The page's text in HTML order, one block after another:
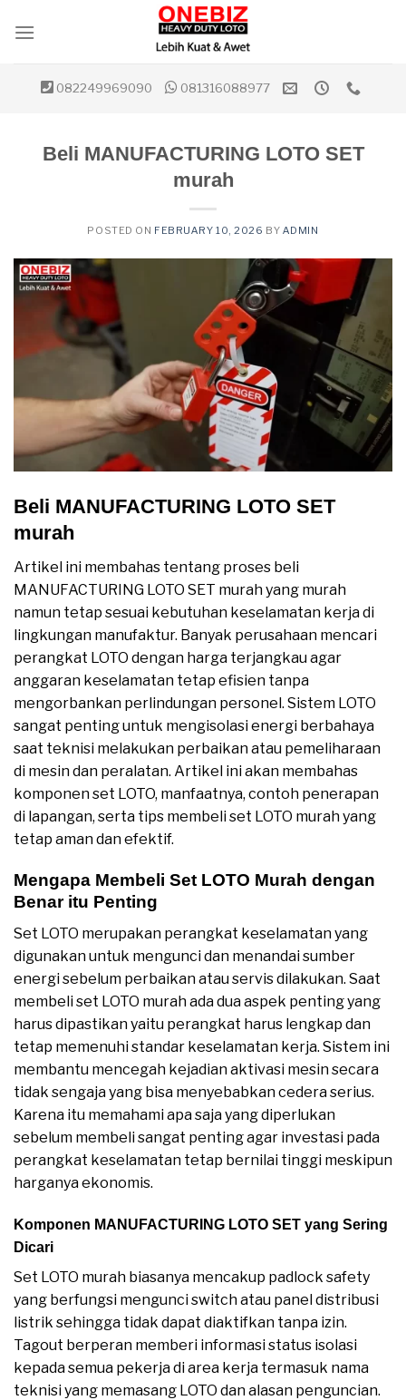
082249969090 081316088977
Beli MANUFACTURING LOTO SET
murah
POSTED ON FEBRUARY 10, 2026 BY ADMIN
Beli MANUFACTURING LOTO SET
murah
Artikel ini membahas tentang proses beli
MANUFACTURING LOTO SET murah yang murah
namun tetap sesuai kebutuhan keselamatan kerja di
lingkungan manufaktur. Banyak perusahaan mencari
perangkat LOTO dengan harga terjangkau agar
anggaran keselamatan tetap efisien tanpa
mengorbankan perlindungan personel. Sistem LOTO
sangat penting untuk mengisolasi energi berbahaya
saat teknisi melakukan perbaikan atau pemeliharaan
di mesin dan peralatan. Artikel ini akan membahas
komponen set LOTO, manfaatnya, contoh penerapan
di lapangan, serta tips membeli set LOTO murah yang
tetap aman dan efektif.
Mengapa Membeli Set LOTO Murah dengan
Benar itu Penting
Set LOTO merupakan perangkat keselamatan yang
digunakan untuk mengunci dan menandai sumber
energi sebelum perbaikan atau servis dilakukan. Saat
membeli set LOTO murah ada dua aspek penting yang
harus dipastikan yaitu perangkat harus lengkap dan
tetap memenuhi standar keselamatan kerja. Sistem ini
membantu mencegah kejadian aktivasi mesin secara
tidak sengaja yang bisa menyebabkan cedera serius.
Karena itu memahami apa saja yang diperlukan
sebelum membeli sangat penting agar investasi pada
perangkat keselamatan tetap bernilai tinggi meskipun
harganya ekonomis.
Komponen MANUFACTURING LOTO SET yang Sering
Dicari
Set LOTO murah biasanya mencakup padlock safety
yang berfungsi mengunci switch atau panel distribusi
listrik sehingga tidak dapat diaktifkan tanpa izin.
Tagout berperan memberi informasi status isolasi
kepada semua pekerja di area kerja termasuk nama
teknisi yang memasang LOTO dan alasan penguncian.